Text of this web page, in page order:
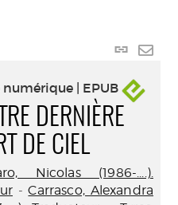
Lien
numérique | EPUB
DERNIÈRE
DE CIEL
Nicolas (1986-....).
-Carrasco, Alexandra